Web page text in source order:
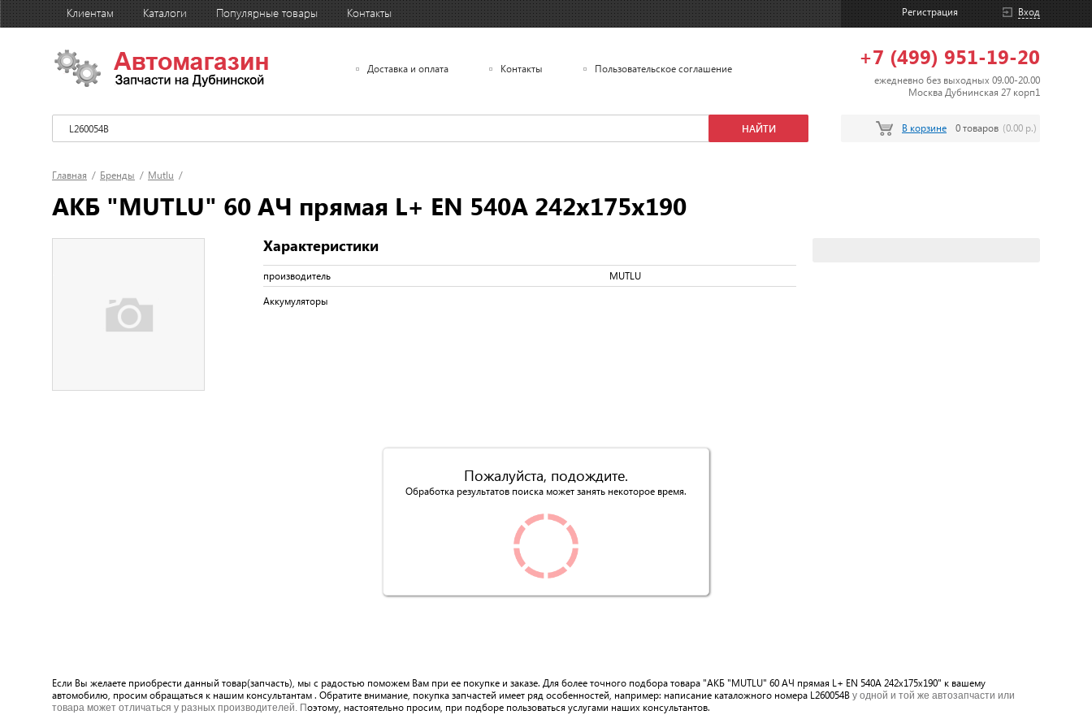
Клиентам Каталоги Популярные товары Контакты Вход
Регистрация
Доставка и оплата Контакты Пользовательское соглашение +7 (499) 951-19-20
ежедневно без выходных 09.00-20.00
Москва Дубнинская 27 корп1
В корзине 0 товаров (0.00 р.)
Главная / Бренды / Mutlu /
АКБ "MUTLU" 60 АЧ прямая L+ EN 540A 242x175x190
Характеристики
производитель MUTLU
Аккумуляторы
Пожалуйста, подождите.
Обработка результатов поиска может занять некоторое время.
Если Вы желаете приобрести данный товар(запчасть), мы с радостью поможем Вам при ее покупке и заказе. Для более точного подбора товара "АКБ "MUTLU" 60 АЧ прямая L+ EN 540A 242x175x190" к вашему
автомобилю, просим обращаться к нашим консультантам . Обратите внимание, покупка запчастей имеет ряд особенностей, например: написание каталожного номера L260054B у одной и той же автозапчасти или
товара может отличаться у разных производителей. Поэтому, настоятельно просим, при подборе пользоваться услугами наших консультантов.